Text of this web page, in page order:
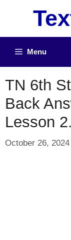
Menu
TN 6th
Back
Lesson
October 26, 2024